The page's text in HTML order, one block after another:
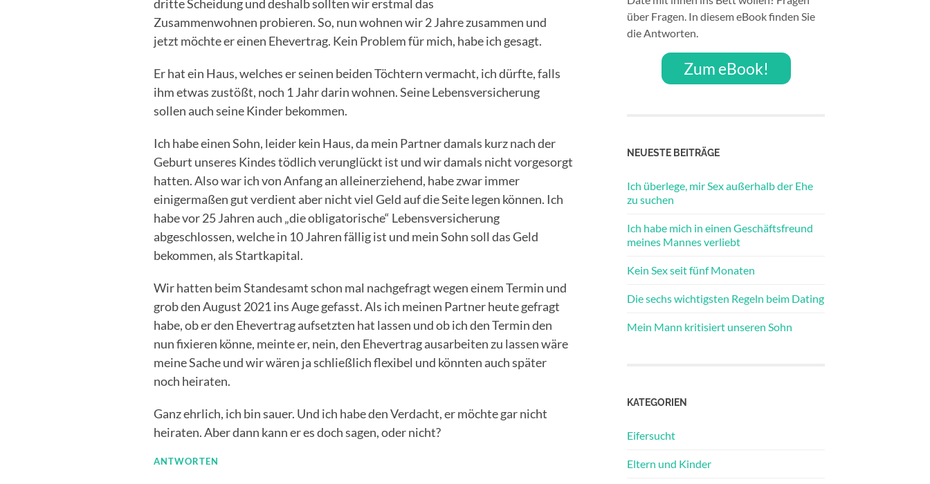
dritte Scheidung und deshalb sollten wir erstmal das
Zusammenwohnen probieren. So, nun wohnen wir 2 Jahre zusammen und
jetzt möchte er einen Ehevertrag. Kein Problem für mich, habe ich gesagt.
Er hat ein Haus, welches er seinen beiden Töchtern vermacht, ich dürfte, falls
ihm etwas zustößt, noch 1 Jahr darin wohnen. Seine Lebensversicherung
sollen auch seine Kinder bekommen.
Ich habe einen Sohn, leider kein Haus, da mein Partner damals kurz nach der
Geburt unseres Kindes tödlich verunglückt ist und wir damals nicht vorgesorgt
hatten. Also war ich von Anfang an alleinerziehend, habe zwar immer
einigermaßen gut verdient aber nicht viel Geld auf die Seite legen können. Ich
habe vor 25 Jahren auch „die obligatorische“ Lebensversicherung
abgeschlossen, welche in 10 Jahren fällig ist und mein Sohn soll das Geld
bekommen, als Startkapital.
Wir hatten beim Standesamt schon mal nachgefragt wegen einem Termin und
grob den August 2021 ins Auge gefasst. Als ich meinen Partner heute gefragt
habe, ob er den Ehevertrag aufsetzten hat lassen und ob ich den Termin den
nun fixieren könne, meinte er, nein, den Ehevertrag ausarbeiten zu lassen wäre
meine Sache und wir wären ja schließlich flexibel und könnten auch später
noch heiraten.
Ganz ehrlich, ich bin sauer. Und ich habe den Verdacht, er möchte gar nicht
heiraten. Aber dann kann er es doch sagen, oder nicht?
ANTWORTEN
über Fragen. In diesem eBook finden Sie
die Antworten.
Zum eBook!
NEUESTE BEITRÄGE
Ich überlege, mir Sex außerhalb der Ehe
zu suchen
Ich habe mich in einen Geschäftsfreund
meines Mannes verliebt
Kein Sex seit fünf Monaten
Die sechs wichtigsten Regeln beim Dating
Mein Mann kritisiert unseren Sohn
KATEGORIEN
Eifersucht
Eltern und Kinder